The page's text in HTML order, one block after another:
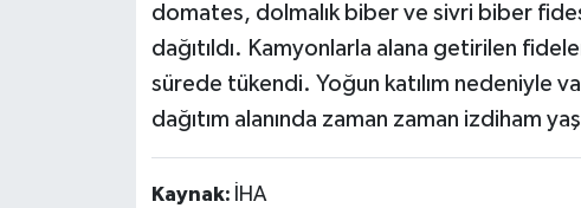
domates, dolmalık biber ve sivri biber
dağıtıldı. Kamyonlarla alana getirilen
sürede tükendi. Yoğun katılım nedeniyle
dağıtım alanında zaman zaman izdiham
Kaynak: İHA